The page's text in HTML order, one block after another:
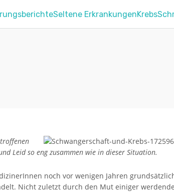
Seltene ErkrankungenKrebs
Leid so eng zusammen wie in dieser Situation.
noch vor wenigen Jahren
Nicht zuletzt durch den Mut einiger